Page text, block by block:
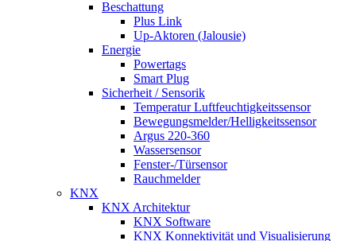
Beschattung
Plus Link
Up-Aktoren (Jalousie)
Energie
Powertags
Smart Plug
Sicherheit / Sensorik
Temperatur Luftfeuchtigkeitssensor
Bewegungsmelder/Helligkeitssensor
Argus 220-360
Wassersensor
Fenster-/Türsensor
Rauchmelder
KNX
KNX Architektur
KNX Software
KNX Konnektivität und Visualisierung